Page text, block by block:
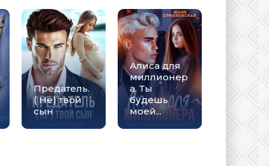
Предатель.
( Не) твой
сын
Алиса для
миллионер
а. Ты
будешь
моей...